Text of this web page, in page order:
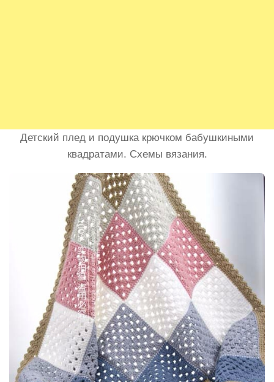
Детский плед и подушка крючком бабушкиными
квадратами. Схемы вязания.